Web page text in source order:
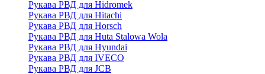
Рукава РВД для Hidromek
Рукава РВД для Hitachi
Рукава РВД для Horsch
Рукава РВД для Huta Stalowa Wola
Рукава РВД для Hyundai
Рукава РВД для IVECO
Рукава РВД для JCB